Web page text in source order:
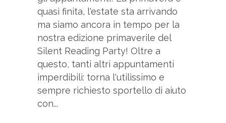
quasi finita, l'estate sta arrivando
ma siamo ancora in tempo per la
nostra edizione primaverile del
Silent Reading Party! Oltre a
questo, tanti altri appuntamenti
imperdibili: torna l'utilissimo e
sempre richiesto sportello di aiuto
con...